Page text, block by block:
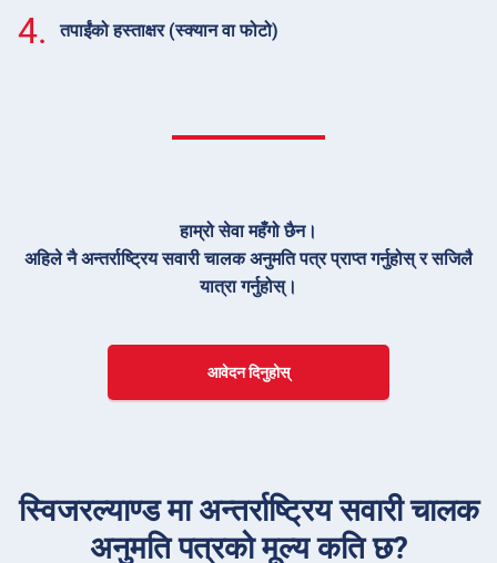
4. तपाईंको हस्ताक्षर (स्क्यान वा फोटो)
हाम्रो सेवा महँगो छैन।
अहिले नै अन्तर्राष्ट्रिय सवारी चालक अनुमति पत्र प्राप्त गर्नुहोस् र सजिलै
यात्रा गर्नुहोस्।
आवेदन दिनुहोस्
स्विजरल्याण्ड मा अन्तर्राष्ट्रिय सवारी चालक
अनुमति पत्रको मूल्य कति छ?